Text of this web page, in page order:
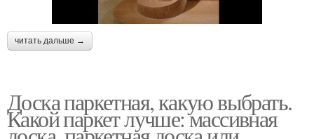
читать дальше →
Доска паркетная, какую выбрать.
Какой паркет лучше: массивная